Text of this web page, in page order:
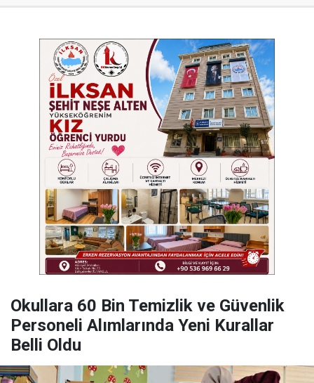
Okullara 60 Bin Temizlik ve Güvenlik
Personeli Alımlarında Yeni Kurallar
Belli Oldu